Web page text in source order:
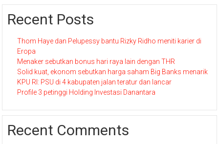
Recent Posts
Thom Haye dan Pelupessy bantu Rizky Ridho meniti karier di
Eropa
Menaker sebutkan bonus hari raya lain dengan THR
Solid kuat, ekonom sebutkan harga saham Big Banks menarik
KPU RI: PSU di 4 kabupaten jalan teratur dan lancar
Profile 3 petinggi Holding Investasi Danantara
Recent Comments